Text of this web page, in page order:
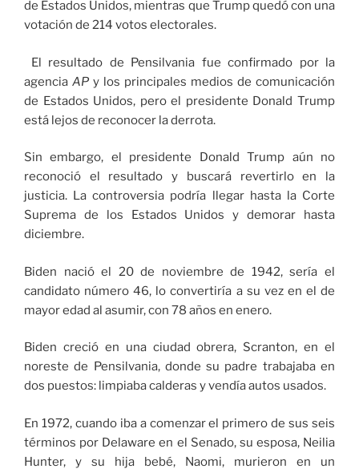
de Estados Unidos, mientras que Trump quedó con una
votación de 214 votos electorales.
El resultado de Pensilvania fue confirmado por la
agencia AP y los principales medios de comunicación
de Estados Unidos, pero el presidente Donald Trump
está lejos de reconocer la derrota.
Sin embargo, el presidente Donald Trump aún no
reconoció el resultado y buscará revertirlo en la
justicia. La controversia podría llegar hasta la Corte
Suprema de los Estados Unidos y demorar hasta
diciembre.
Biden nació el 20 de noviembre de 1942, sería el
candidato número 46, lo convertiría a su vez en el de
mayor edad al asumir, con 78 años en enero.
Biden creció en una ciudad obrera, Scranton, en el
noreste de Pensilvania, donde su padre trabajaba en
dos puestos: limpiaba calderas y vendía autos usados.
En 1972, cuando iba a comenzar el primero de sus seis
términos por Delaware en el Senado, su esposa, Neilia
Hunter, y su hija bebé, Naomi, murieron en un